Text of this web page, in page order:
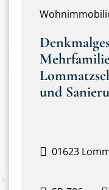
und
01623